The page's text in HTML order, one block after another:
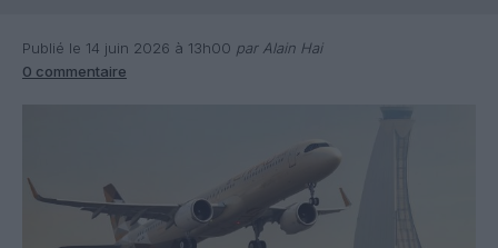
Publié le 14 juin 2026 à 13h00 par Alain Hai
0 commentaire